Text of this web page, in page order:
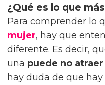
¿Qué es lo que
Para comprender lo
mujer, hay que
diferente. Es decir,
una puede no atraer
hay duda de que